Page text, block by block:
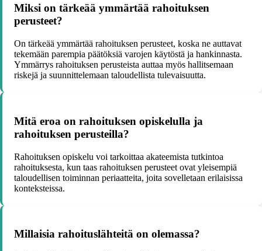
Miksi on tärkeää ymmärtää rahoituksen
perusteet?
On tärkeää ymmärtää rahoituksen perusteet, koska ne auttavat
tekemään parempia päätöksiä varojen käytöstä ja hankinnasta.
Ymmärrys rahoituksen perusteista auttaa myös hallitsemaan
riskejä ja suunnittelemaan taloudellista tulevaisuutta.
Mitä eroa on rahoituksen opiskelulla ja
rahoituksen perusteilla?
Rahoituksen opiskelu voi tarkoittaa akateemista tutkintoa
rahoituksesta, kun taas rahoituksen perusteet ovat yleisempiä
taloudellisen toiminnan periaatteita, joita sovelletaan erilaisissa
konteksteissa.
Millaisia rahoituslähteitä on olemassa?